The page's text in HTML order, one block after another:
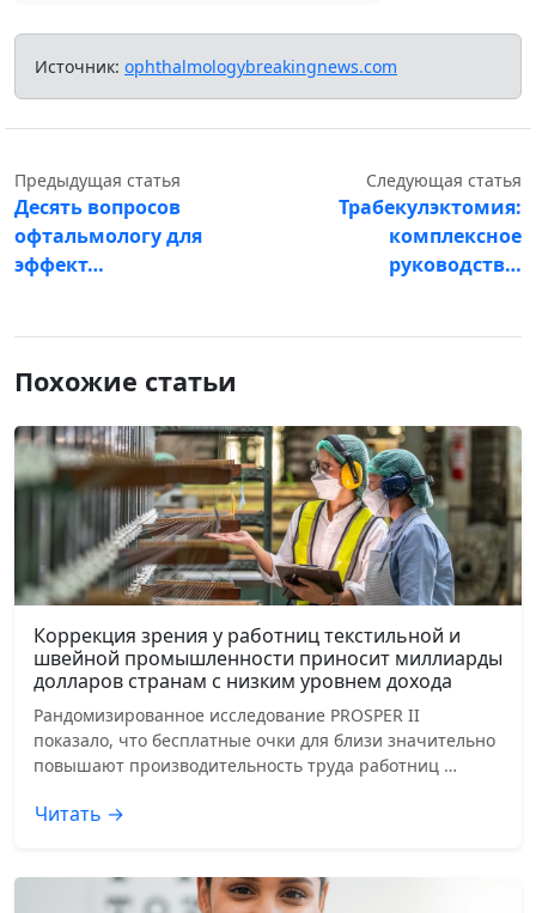
Источник: ophthalmologybreakingnews.com
Предыдущая статья
Десять вопросов
офтальмологу для
эффект…
Следующая статья
Трабекулэктомия:
комплексное
руководств…
Похожие статьи
Коррекция зрения у работниц текстильной и
швейной промышленности приносит миллиарды
долларов странам с низким уровнем дохода
Рандомизированное исследование PROSPER II
показало, что бесплатные очки для близи значительно
повышают производительность труда работниц …
Читать →